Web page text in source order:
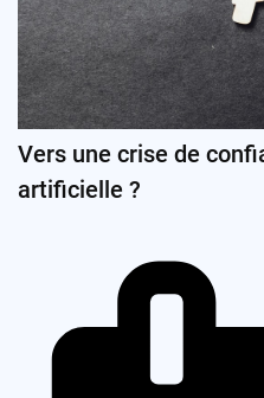
Vers une crise de
artificielle ?